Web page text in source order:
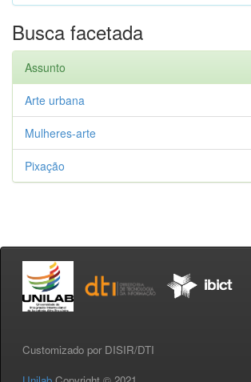
Busca facetada
Assunto
Arte urbana
Mulheres-arte
Pixação
Customizado por DISIR/DTI